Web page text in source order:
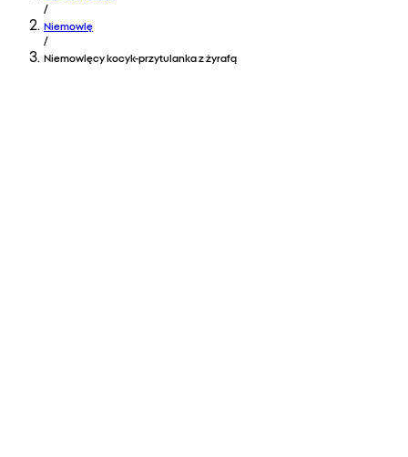
/
Niemowlę
/
Niemowlęcy kocyk-przytulanka z żyrafą